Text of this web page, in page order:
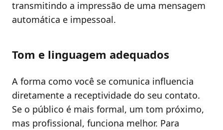
transmitindo a impressão de uma mensagem
automática e impessoal.
Tom e linguagem adequados
A forma como você se comunica influencia
diretamente a receptividade do seu contato.
Se o público é mais formal, um tom próximo,
mas profissional, funciona melhor. Para